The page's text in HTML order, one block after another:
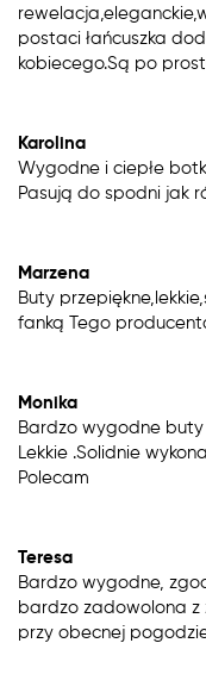
postaci łańcuszka
kobiecego.Są po
Karolina
Wygodne i ciepłe
Pasują do spodni jak
Marzena
Buty
fanką Tego
Monika
Bardzo wygodne buty
Lekkie .Solidnie
Polecam
Teresa
Bardzo wygodne,
bardzo zadowolona z
przy obecnej